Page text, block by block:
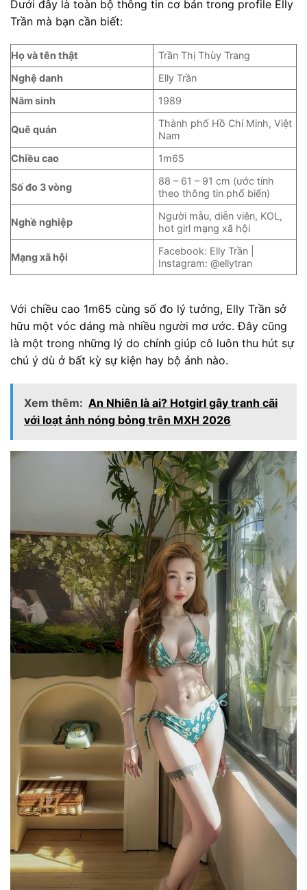
Dưới đây là toàn bộ thông tin cơ bản trong profile Elly
Trần mà bạn cần biết:
Họ và tên thật
Trần Thị Thùy Trang
Nghệ danh
Elly Trần
Năm sinh
1989
Quê quán
Thành phố Hồ Chí Minh, Việt
Nam
Chiều cao
1m65
Số đo 3 vòng
88 – 61 – 91 cm (ước tính
theo thông tin phổ biến)
Nghề nghiệp
Người mẫu, diễn viên, KOL,
hot girl mạng xã hội
Mạng xã hội
Facebook: Elly Trần |
Instagram: @ellytran
Với chiều cao 1m65 cùng số đo lý tưởng, Elly Trần sở
hữu một vóc dáng mà nhiều người mơ ước. Đây cũng
là một trong những lý do chính giúp cô luôn thu hút sự
chú ý dù ở bất kỳ sự kiện hay bộ ảnh nào.
Xem thêm: An Nhiên là ai? Hotgirl gây tranh cãi
với loạt ảnh nóng bỏng trên MXH 2026